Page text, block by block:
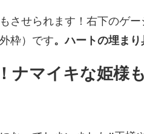
せられます！右下のゲ
枠）です。ハートの埋ま
マイキな姫様も